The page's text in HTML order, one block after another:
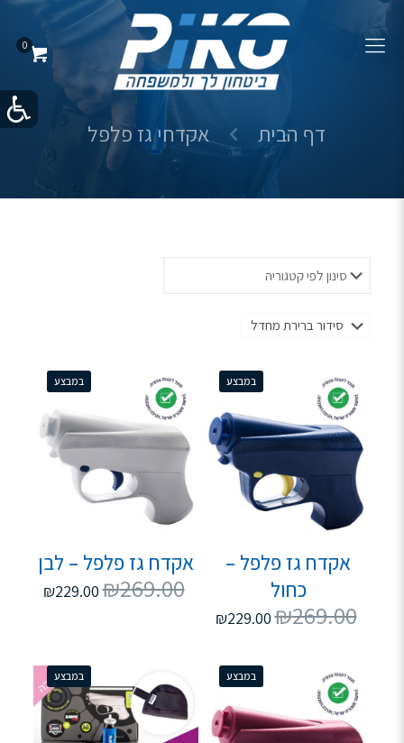
0
דף הבית אקדחי גז פלפל
במבצע
אקדח גז פלפל –
כחול
₪269.00
₪229.00
במבצע
אקדח גז פלפל – לבן
₪269.00
₪229.00
במבצע במבצע